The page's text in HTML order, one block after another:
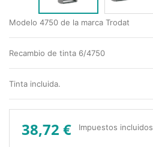
38,72 € Impuestos incluidos
Modelo 4750 de la marca Trodat
Recambio de tinta 6/4750
Tinta incluida.